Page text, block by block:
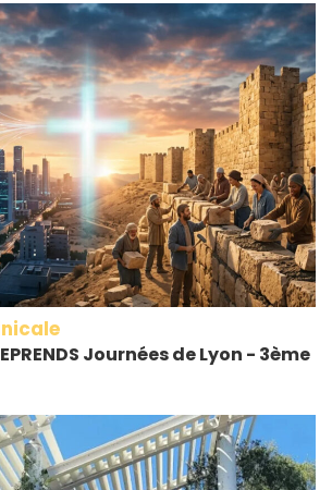
Journées de Lyon - 3ème